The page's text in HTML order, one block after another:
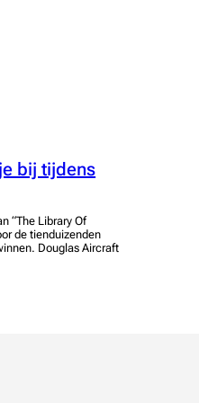
bij tijdens
“The Library Of
de tienduizenden
Douglas Aircraft